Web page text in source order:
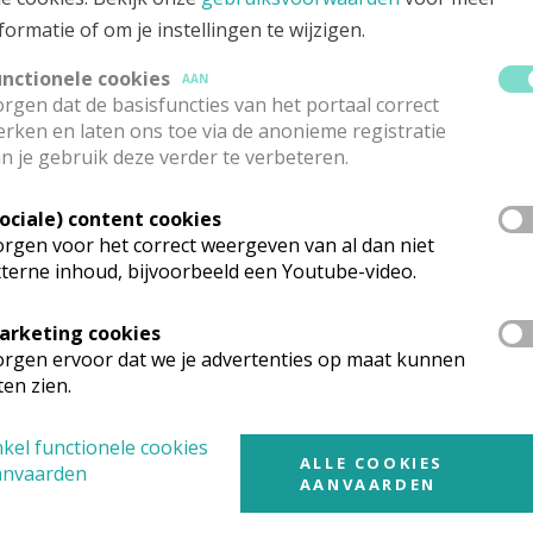
kiezen, en ook een CD-rom met teksten voor als je
formulierinvullen voor de administratie.
maken.
het parochiaal secretariaat viadeze link naar het
of om je instellingen te wijzigen.
cookies
AAN
dat de basisfuncties van het portaal correct
en laten ons toe via de anonieme registratie
je gebruik deze verder te verbeteren.
content cookies
voor het correct weergeven van al dan niet
inhoud, bijvoorbeeld een Youtube-video.
cookies
ervoor dat we je advertenties op maat kunnen
zien.
functionele cookies
ALLE COOKIES
AANVAARDEN